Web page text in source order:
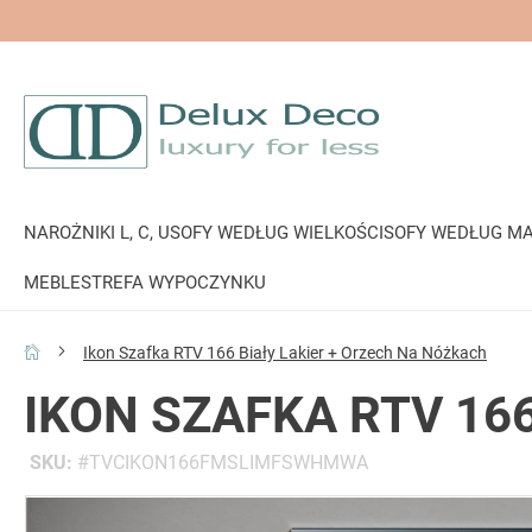
NAROŻNIKI L, C, USOFY WEDŁUG WIELKOŚCISOFY WEDŁUG
MEBLESTREFA WYPOCZYNKU
Ikon Szafka RTV 166 Biały Lakier + Orzech Na Nóżkach
IKON SZAFKA RTV
SKU
TVCIKON166FMSLIMFSWHMWA